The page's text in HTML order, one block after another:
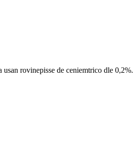
rovinepisse de ceniemtrico dle 0,2%.